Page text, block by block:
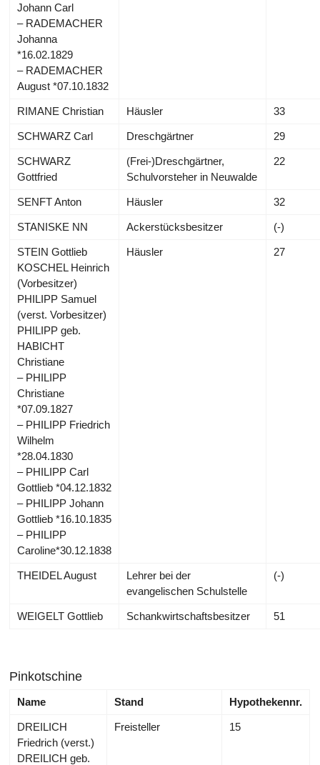
Johann Carl
– RADEMACHER
Johanna
*16.02.1829
– RADEMACHER
August *07.10.1832
RIMANE Christian Häusler 33
SCHWARZ Carl Dreschgärtner 29
SCHWARZ
Gottfried
(Frei-)Dreschgärtner,
Schulvorsteher in Neuwalde
22
SENFT Anton Häusler 32
STANISKE NN Ackerstücksbesitzer (-)
STEIN Gottlieb
KOSCHEL Heinrich
(Vorbesitzer)
PHILIPP Samuel
(verst. Vorbesitzer)
PHILIPP geb.
HABICHT
Christiane
– PHILIPP
Christiane
*07.09.1827
– PHILIPP Friedrich
Wilhelm
*28.04.1830
– PHILIPP Carl
Gottlieb *04.12.1832
– PHILIPP Johann
Gottlieb *16.10.1835
– PHILIPP
Caroline*30.12.1838
Häusler 27
THEIDEL August
Lehrer bei der
evangelischen Schulstelle
(-)
WEIGELT Gottlieb Schankwirtschaftsbesitzer 51
Pinkotschine
Name Stand Hypothekennr.
DREILICH
Friedrich (verst.)
DREILICH geb.
Freisteller 15